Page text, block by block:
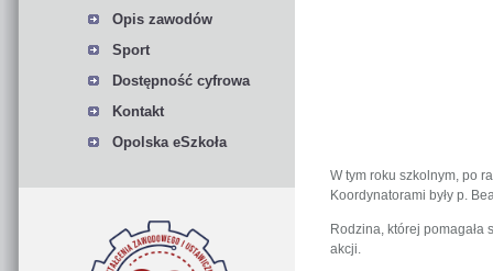
Opis zawodów
Sport
Dostępność cyfrowa
Kontakt
Opolska eSzkoła
W tym roku szkolnym, po
Koordynatorami były p.
Rodzina, której pomagała
akcji.